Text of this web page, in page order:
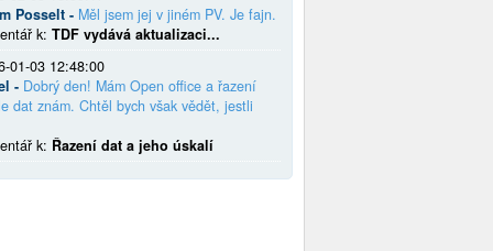
Posselt - Měl jsem jej v jiném PV. Je fajn.
k: TDF vydává aktualizaci...
01-03 12:48:00
- Dobrý den! Mám Open office a řazení
dat znám. Chtěl bych však vědět, jestli
k: Řazení dat a jeho úskalí